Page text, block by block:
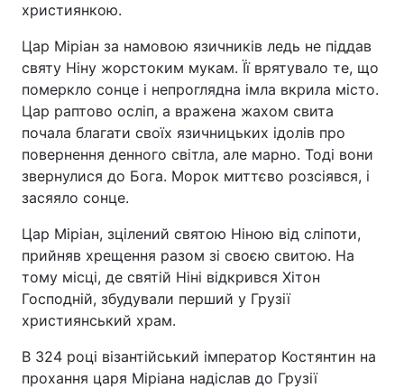
християнкою.
Цар Міріан за намовою язичників ледь не піддав
святу Ніну жорстоким мукам. Її врятувало те, що
померкло сонце і непроглядна імла вкрила місто.
Цар раптово осліп, а вражена жахом свита
почала благати своїх язичницьких ідолів про
повернення денного світла, але марно. Тоді вони
звернулися до Бога. Морок миттєво розсіявся, і
засяяло сонце.
Цар Міріан, зцілений святою Ніною від сліпоти,
прийняв хрещення разом зі своєю свитою. На
тому місці, де святій Ніні відкрився Хітон
Господній, збудували перший у Грузії
християнський храм.
В 324 році візантійський імператор Костянтин на
прохання царя Міріана надіслав до Грузії